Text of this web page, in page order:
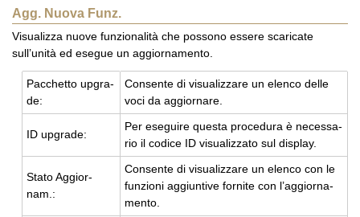
Agg. Nuova Funz.
Visualizza nuove funzionalità che possono essere scaricate
sull’unità ed esegue un aggiornamento.
Pac­chet­to up­gra­
de:
Con­sen­te di vi­sua­liz­za­re un elen­co delle
voci da ag­gior­na­re.
ID up­gra­de:
Per ese­gui­re que­sta pro­ce­du­ra è ne­ces­sa­
rio il co­di­ce ID vi­sua­liz­za­to sul di­splay.
Stato Ag­gior­
nam.:
Con­sen­te di vi­sua­liz­za­re un elen­co con le
fun­zio­ni ag­giun­ti­ve for­ni­te con l’ag­gior­na­
men­to.